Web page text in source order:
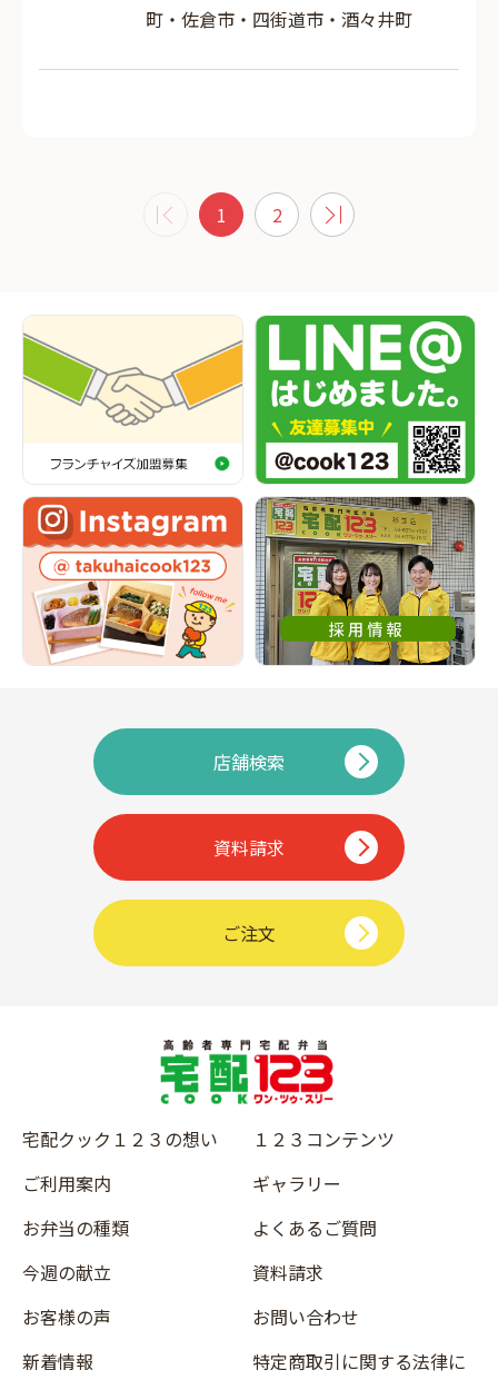
町・佐倉市・四街道市・酒々井町
1 2
店舗検索
資料請求
ご注文
宅配クック１２３の想い
ご利用案内
お弁当の種類
今週の献立
お客様の声
新着情報
１２３コンテンツ
ギャラリー
よくあるご質問
資料請求
お問い合わせ
特定商取引に関する法律に